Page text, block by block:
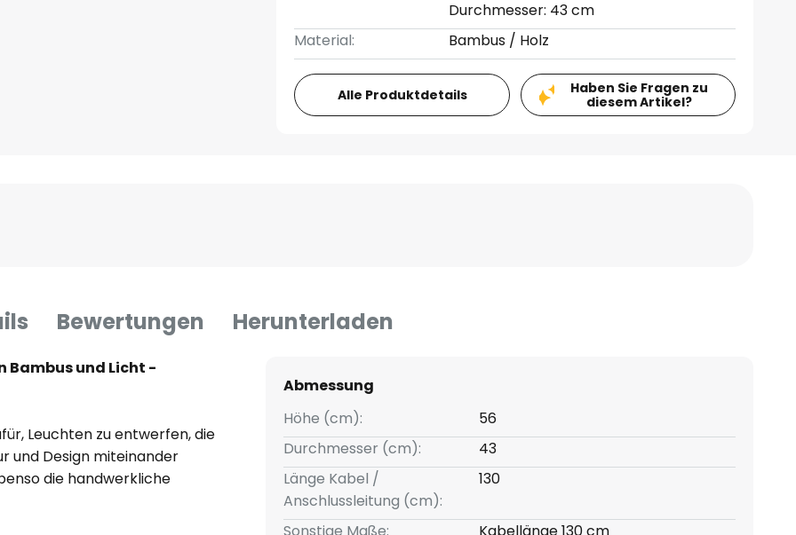
Durchmesser: 43 cm
Material:
Bambus / Holz
Alle Produktdetails
Haben Sie Fragen zu
diesem Artikel?
Bewertungen Herunterladen
Bambus und Licht -
Leuchten zu entwerfen, die
und Design miteinander
die handwerkliche
Materialien, die
Abmessung
Höhe (cm):
56
Durchmesser (cm):
43
Länge Kabel /
Anschlussleitung (cm):
130